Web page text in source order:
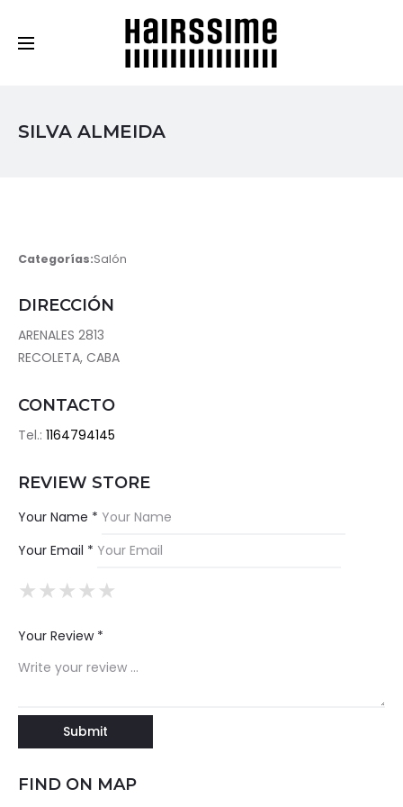
SILVA ALMEIDA
Categorías:Salón
DIRECCIÓN
ARENALES 2813
RECOLETA, CABA
CONTACTO
Tel.: 1164794145
REVIEW STORE
Your Name *
Your Email *
★
★★
★★★
★★★★
★★★★★
Your Review *
FIND ON MAP